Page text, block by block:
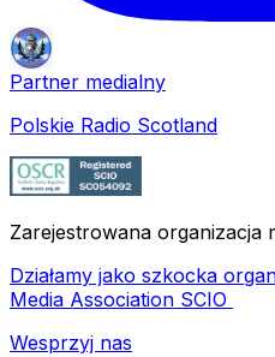
Partner medialny
Polskie Radio Scotland
Zarejestrowana organizacja
Działamy jako szkocka
Media Association SCIO
Wesprzyj nas